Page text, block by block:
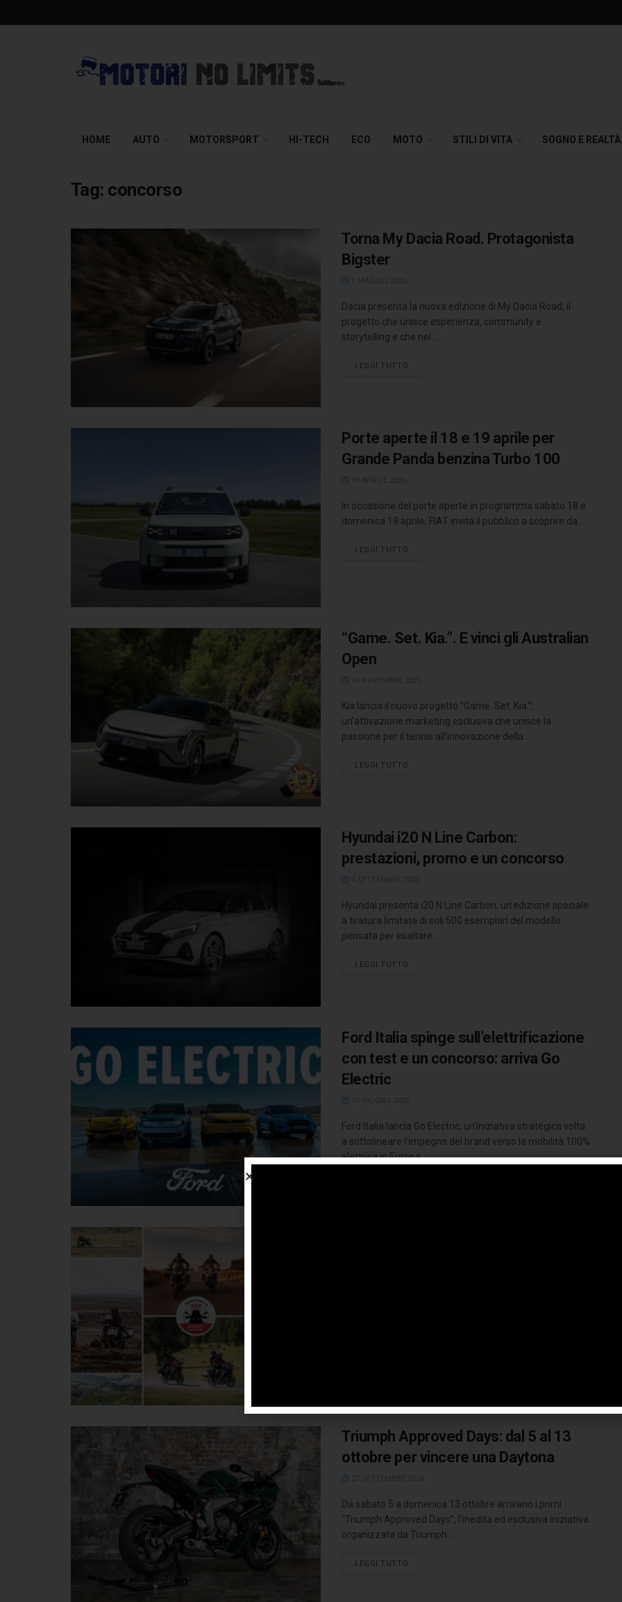
HOME AUTO MOTORSPORT HI-TECH ECO MOTO STILI DI VITA SOGNO E REALTÀ
Tag: concorso
Torna My Dacia Road. Protagonista
Bigster
Dacia presenta la nuova edizione di My Dacia Road, il
progetto che unisce esperienza, community e
storytelling e che nel ...
LEGGI TUTTO
Porte aperte il 18 e 19 aprile per
Grande Panda benzina Turbo 100
In occasione del porte aperte in programma sabato 18 e
domenica 19 aprile, FIAT invita il pubblico a scoprire da ...
LEGGI TUTTO
“Game. Set. Kia.”. E vinci gli Australian
Open
Kia lancia il nuovo progetto “Game. Set. Kia.”,
un’attivazione marketing esclusiva che unisce la
passione per il tennis all’innovazione della ...
LEGGI TUTTO
Hyundai i20 N Line Carbon:
prestazioni, promo e un concorso
Hyundai presenta i20 N Line Carbon, un’edizione speciale
a tiratura limitata di soli 500 esemplari del modello
pensata per esaltare ...
LEGGI TUTTO
Ford Italia spinge sull’elettrificazione
con test e un concorso: arriva Go
Electric
Ford Italia lancia Go Electric, un'iniziativa strategica volta
a sottolineare l’impegno del brand verso la mobilità 100%
elettrica in Europa, ...
Triumph Approved Days: dal 5 al 13
ottobre per vincere una Daytona
Da sabato 5 a domenica 13 ottobre arrivano i primi
“Triumph Approved Days”, l’inedita ed esclusiva iniziativa
organizzata da Triumph ...
LEGGI TUTTO